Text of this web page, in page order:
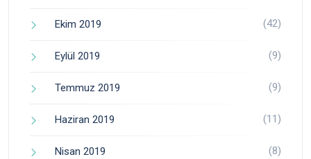
Ekim 2019 (42)
Eylül 2019 (9)
Temmuz 2019 (9)
Haziran 2019 (11)
Nisan 2019 (8)